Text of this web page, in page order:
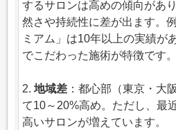
するサロンは高めの傾向があ
然さや持続性に差が出ます。
ミアム」は10年以上の実績が
でこだわった施術が特徴です。
2. 地域差 ：都心部（東京・大
て10～20%高め。ただし、最
高いサロンが増えています。